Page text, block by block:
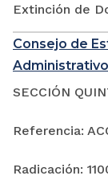
Extinción de
Consejo de
Administrativo
SECCIÓN
Referencia:
Radicación: